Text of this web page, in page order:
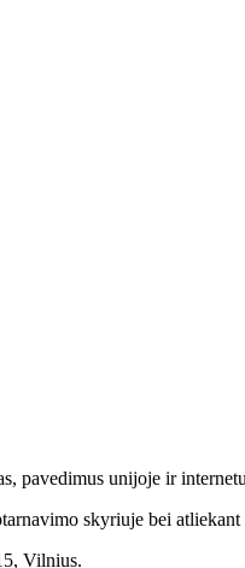
pavedimus unijoje ir
skyriuje bei
Vilnius.